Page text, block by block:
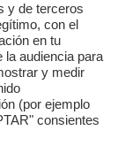
233
y de terceros
con el
en tu
la audiencia para
y medir
(por ejemplo
consientes